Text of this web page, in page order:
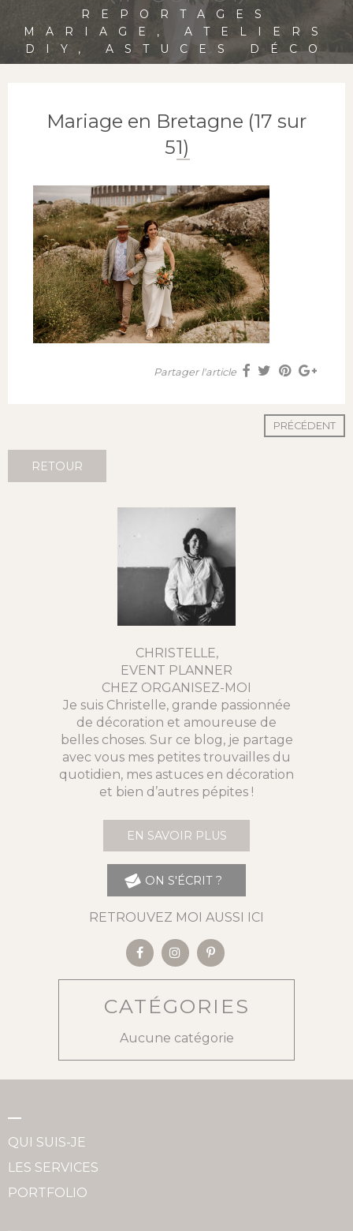
REPORTAGES
MARIAGE, ATELIERS
DIY, ASTUCES DÉCO
Mariage en Bretagne (17 sur
51)
Partager l'article
PRÉCÉDENT
RETOUR
CHRISTELLE,
EVENT PLANNER
CHEZ ORGANISEZ-MOI
Je suis Christelle, grande passionnée
de décoration et amoureuse de
belles choses. Sur ce blog, je partage
avec vous mes petites trouvailles du
quotidien, mes astuces en décoration
et bien d’autres pépites !
EN SAVOIR PLUS
ON S'ÉCRIT ?
RETROUVEZ MOI AUSSI ICI
CATÉGORIES
Aucune catégorie
QUI SUIS-JE
LES SERVICES
PORTFOLIO